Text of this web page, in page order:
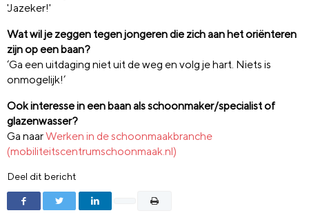
'Jazeker!'
Wat wil je zeggen tegen jongeren die zich aan het oriënteren
zijn op een baan?
‘Ga een uitdaging niet uit de weg en volg je hart. Niets is
onmogelijk!’
Ook interesse in een baan als schoonmaker/specialist of
glazenwasser?
Ga naarWerken in de schoonmaakbranche
(mobiliteitscentrumschoonmaak.nl)
Deel dit bericht